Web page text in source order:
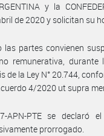
y la
de 2020 y solicitan su
las partes convienen
remunerativa,
de la Ley N° 20.744,
4/2020 ut supra
APN-PTE se declaró
prorrogado.